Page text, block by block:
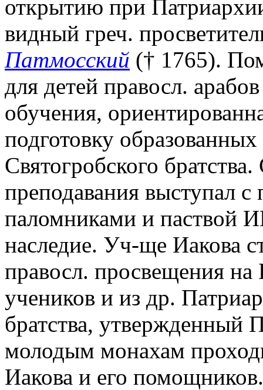
открытию при
видный греч.
Патмосский († 1765).
для детей правосл.
обучения,
подготовку
Святогробского
преподавания выступал
паломниками и паствой
наследие. Уч-ще Иакова
правосл. просвещения
учеников и из др.
братства, утвержденный
молодым монахам
Иакова и его помощников.